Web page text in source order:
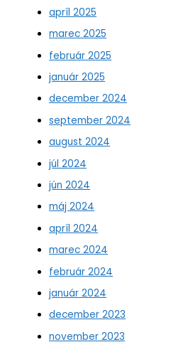
apríl 2025
marec 2025
február 2025
január 2025
december 2024
september 2024
august 2024
júl 2024
jún 2024
máj 2024
apríl 2024
marec 2024
február 2024
január 2024
december 2023
november 2023